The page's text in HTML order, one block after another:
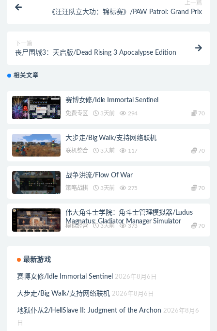
上一篇
《汪汪队立大功：锦标赛》/PAW Patrol: Grand Prix
下一篇
丧尸围城3：天启版/Dead Rising 3 Apocalypse Edition
相关文章
赛博女修/Idle Immortal Sentinel
免费专区 3天前 294 70
大步走/Big Walk/支持网络联机
联机整合 3天前 117 70
战争洪流/Flow Of War
策略战棋 3天前 275 70
伟大角斗士学院：角斗士管理模拟器/Ludus
Magnatus: Gladiator Manager Simulator
模拟经营 3天前 373 70
最新游戏
赛博女修/Idle Immortal Sentinel 2026年8月6日
大步走/Big Walk/支持网络联机 2026年8月6日
地狱仆从2/HellSlave II: Judgment of the Archon 2026年8月6
日